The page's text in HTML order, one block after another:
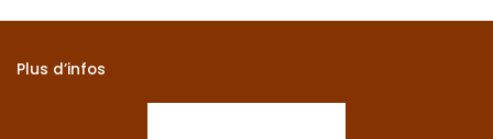
Plus d’infos